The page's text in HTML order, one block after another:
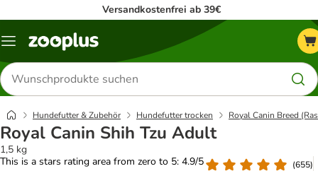
Versandkostenfrei ab 39€
Menü
Produkte
suchen
Hundefutter & Zubehör Hundefutter trocken Royal Canin Breed
Royal Canin Shih Tzu Adult
1,5 kg
This is a stars rating area from zero to 5: 4.9/5
(655)